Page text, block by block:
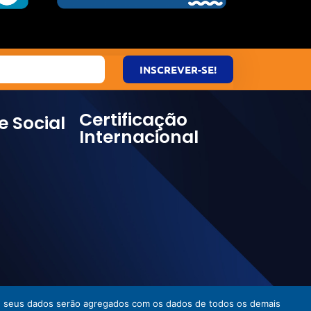
INSCREVER-SE!
Social Certificação
Internacional
dados serão agregados com os dados de todos os demais